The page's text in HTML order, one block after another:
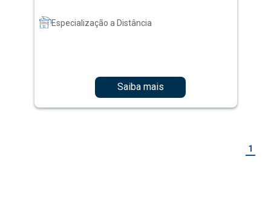
Especialização a Distância
Saiba mais
1